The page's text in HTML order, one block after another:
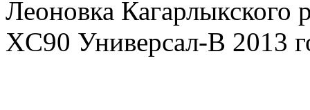
Леоновка Кагарлыкского
XC90 Универсал-В 2013